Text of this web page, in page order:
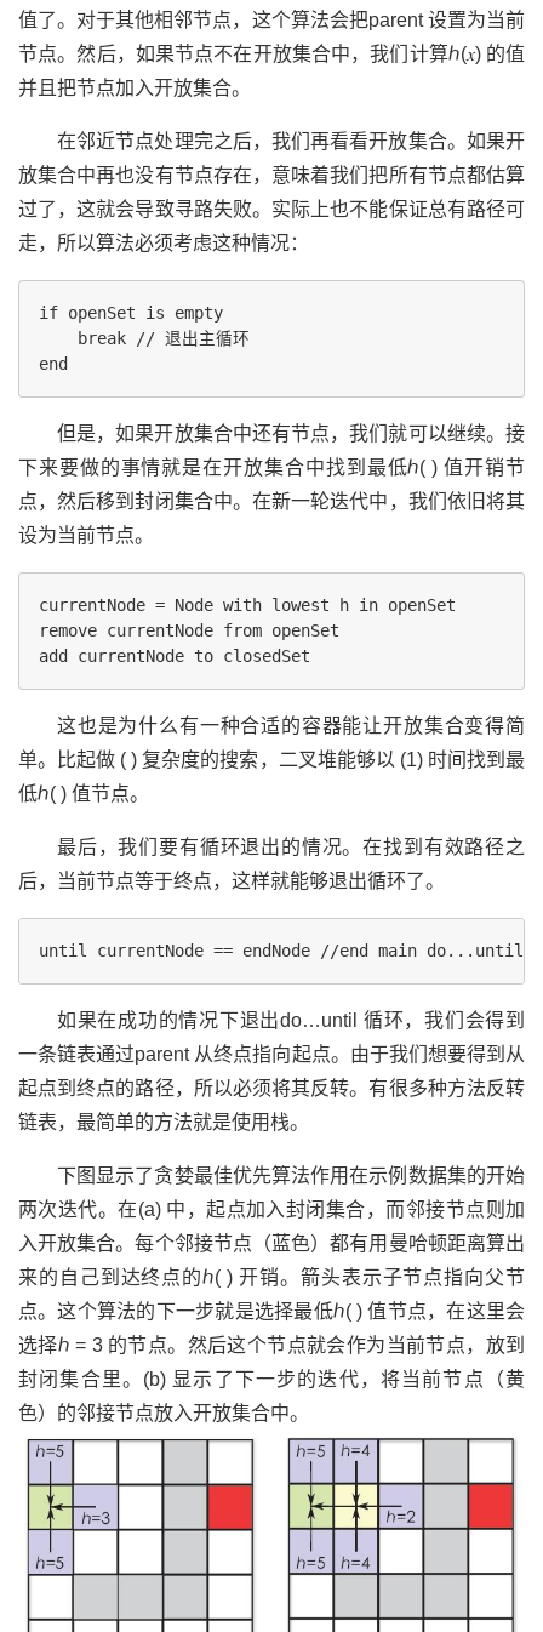
值了。对于其他相邻节点，这个算法会把parent 设置为当前
节点。然后，如果节点不在开放集合中，我们计算ℎ(𝑥) 的值
并且把节点加入开放集合。
在邻近节点处理完之后，我们再看看开放集合。如果开
放集合中再也没有节点存在，意味着我们把所有节点都估算
过了，这就会导致寻路失败。实际上也不能保证总有路径可
走，所以算法必须考虑这种情况：
if openSet is empty
    break // 退出主循环
但是，如果开放集合中还有节点，我们就可以继续。接
下来要做的事情就是在开放集合中找到最低ℎ( ) 值开销节
点，然后移到封闭集合中。在新一轮迭代中，我们依旧将其
设为当前节点。
currentNode = Node with lowest h in openSet
remove currentNode from openSet
这也是为什么有一种合适的容器能让开放集合变得简
单。比起做 ( ) 复杂度的搜索，二叉堆能够以 (1) 时间找到最
低ℎ( ) 值节点。
最后，我们要有循环退出的情况。在找到有效路径之
后，当前节点等于终点，这样就能够退出循环了。
如果在成功的情况下退出do…until 循环，我们会得到
一条链表通过parent 从终点指向起点。由于我们想要得到从
起点到终点的路径，所以必须将其反转。有很多种方法反转
链表，最简单的方法就是使用栈。
下图显示了贪婪最佳优先算法作用在示例数据集的开始
两次迭代。在(a) 中，起点加入封闭集合，而邻接节点则加
入开放集合。每个邻接节点（蓝色）都有用曼哈顿距离算出
来的自己到达终点的ℎ( ) 开销。箭头表示子节点指向父节
点。这个算法的下一步就是选择最低ℎ( ) 值节点，在这里会
选择ℎ = 3 的节点。然后这个节点就会作为当前节点，放到
封闭集合里。(b) 显示了下一步的迭代，将当前节点（黄
色）的邻接节点放入开放集合中。